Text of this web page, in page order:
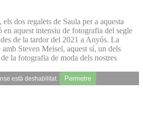
dos regalets de Saula per a aquesta
aquest intensiu de fotografia del segle
de la tardor del 2021 a Anyós. La
Steven Meisel, aquest sí, un dels
la fotografia de moda dels nostres
està deshabilitat. Permetre